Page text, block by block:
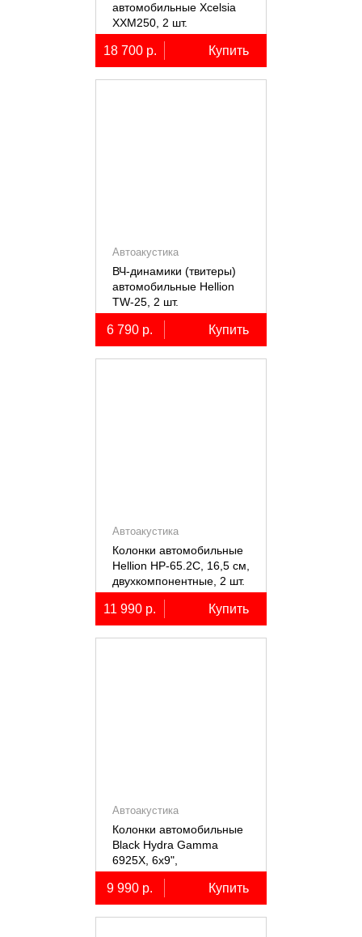
автомобильные Xcelsia
XXM250, 2 шт.
18 700 р. Купить
Автоакустика
ВЧ-динамики (твитеры)
автомобильные Hellion
TW-25, 2 шт.
6 790 р. Купить
Автоакустика
Колонки автомобильные
Hellion HP-65.2С, 16,5 см,
двухкомпонентные, 2 шт.
11 990 р. Купить
Автоакустика
Колонки автомобильные
Black Hydra Gamma
6925X, 6х9",
коаксиальные
двухполосные, 2 шт.
9 990 р. Купить